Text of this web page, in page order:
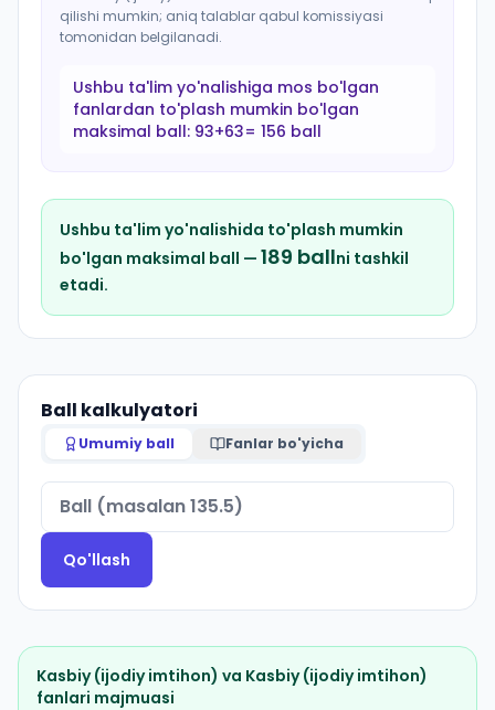
qilishi mumkin; aniq talablar qabul komissiyasi
tomonidan belgilanadi.
Ushbu ta'lim yo'nalishiga mos bo'lgan
fanlardan to'plash mumkin bo'lgan
maksimal ball: 93+63= 156 ball
Ushbu ta'lim yo'nalishida to'plash mumkin
bo'lgan maksimal ball — 189 ballni tashkil
etadi.
Ball kalkulyatori
Umumiy ball Fanlar bo'yicha
Qo'llash
Kasbiy (ijodiy imtihon) va Kasbiy (ijodiy imtihon)
fanlari majmuasi